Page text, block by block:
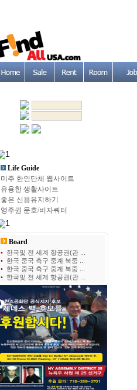
Life Guide
미주 한인단체 웹사이트
유용한 생활사이트
좋은 신용유지하기
영주권 문호/비자쿼터
Board
• 한국및 전 세계 항공권(관 ...
• 한국 중국 축구 중계 북중 ...
• 한국 중국 축구 중계 북중 ...
• 한국및 전 세계 항공권(관 ...